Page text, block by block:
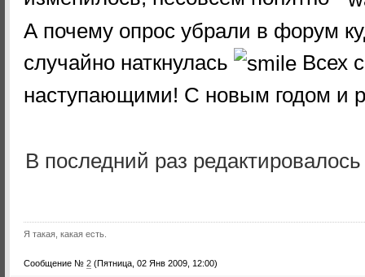
А почему опрос убрали в форум
случайно наткнулась
Всех
наступающими! С новым годом и
В последний раз
Я такая, какая есть.
Сообщение № 2 (Пятница, 02 Янв 2009, 12:00)